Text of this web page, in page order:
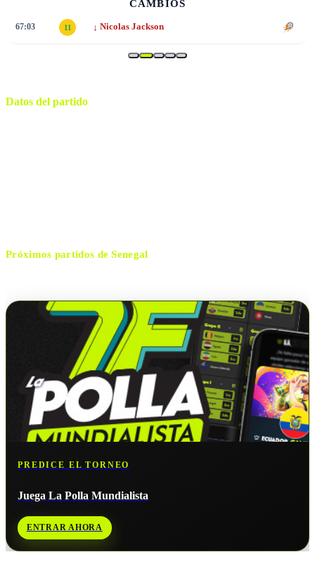
CAMBIOS
67:03 11 ↓ Nicolas Jackson
Datos del partido
Próximos partidos deSenegal
PREDICE EL TORNEO
Juega La Polla Mundialista
ENTRAR AHORA